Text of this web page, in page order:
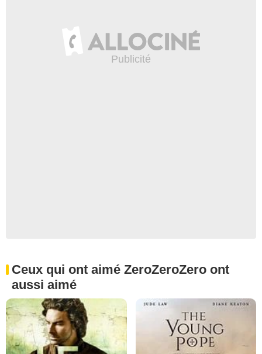
Ceux qui ont aimé ZeroZeroZero ont
aussi aimé